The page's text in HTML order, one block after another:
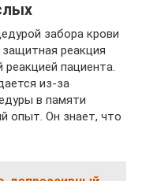
забора крови
реакция
пациента.
из-за
в памяти
опыт. Он знает, что